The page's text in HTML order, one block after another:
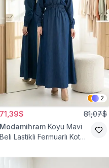
2
71,39$ 81,07$
Modamihram Koyu Mavi
Beli Lastikli Fermuarlı Kot